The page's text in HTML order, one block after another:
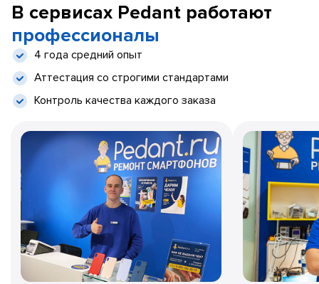
В сервисах Pedant работают
профессионалы
4 года средний опыт
Аттестация со строгими стандартами
Контроль качества каждого заказа